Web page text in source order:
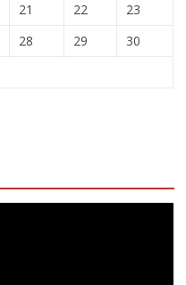
21 22
23
28 29
30